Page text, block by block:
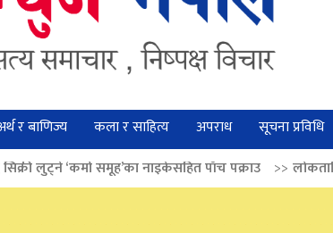
र बाणिज्य कला र साहित्य अपराध सूचना प्रविधि
नाइकेसहित पाँच पक्राउ >>लोकतान्त्रिक मूल्य सुदृढ